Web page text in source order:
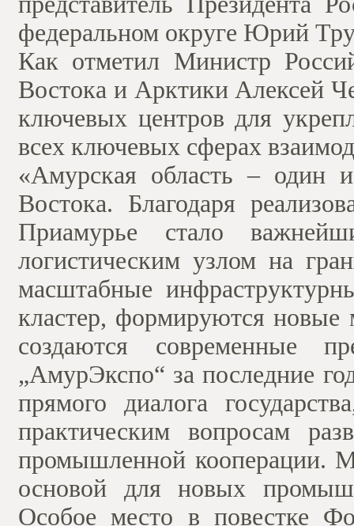
федеральном округе Юрий
Как отметил Министр
Востока и Арктики Алексей
ключевых центров для
всех ключевых сферах
«Амурская область – один
Востока. Благодаря
Приамурье стало
логистическим узлом на
масштабные
кластер, формируются
создаются современные
„АмурЭкспо“ за последние
прямого диалога
практическим вопросам
промышленной кооперации.
основой для новых
Особое место в повестке